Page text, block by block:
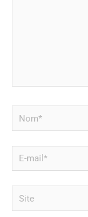
Nom*
mail*
Site